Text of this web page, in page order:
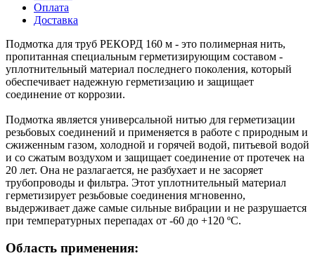
Оплата
Доставка
Подмотка для труб РЕКОРД 160 м - это полимерная нить,
пропитанная специальным герметизирующим составом -
уплотнительный материал последнего поколения, который
обеспечивает надежную герметизацию и защищает
соединение от коррозии.
Подмотка является универсальной нитью для герметизации
резьбовых соединений и применяется в работе с природным и
сжиженным газом, холодной и горячей водой, питьевой водой
и со сжатым воздухом и защищает соединение от протечек на
20 лет. Она не разлагается, не разбухает и не засоряет
трубопроводы и фильтра. Этот уплотнительный материал
герметизирует резьбовые соединения мгновенно,
выдерживает даже самые сильные вибрации и не разрушается
при температурных перепадах от -60 до +120 ºC.
Область применения: